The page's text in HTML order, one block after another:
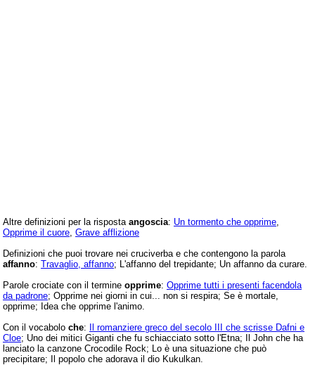
Altre definizioni per la risposta angoscia: Un tormento che opprime
Opprime il cuore Grave afflizione
Definizioni che puoi trovare nei cruciverba e che contengono la parola
affanno: Travaglio, affanno; L'affanno del trepidante; Un affanno da curare.
Parole crociate con il termine opprime: Opprime tutti i presenti facendola
da padrone; Opprime nei giorni in cui... non si respira; Se è mortale,
opprime; Idea che opprime l'animo.
Con il vocabolo che: Il romanziere greco del secolo III che scrisse Dafni e
Cloe; Uno dei mitici Giganti che fu schiacciato sotto l'Etna; Il John che ha
lanciato la canzone Crocodile Rock; Lo è una situazione che può
precipitare; Il popolo che adorava il dio Kukulkan.